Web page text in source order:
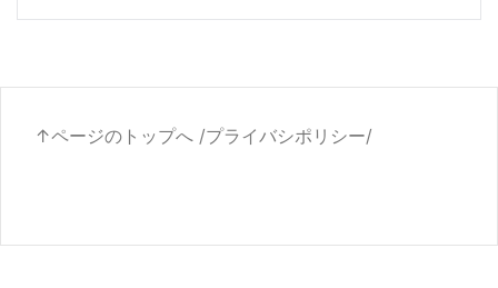
ゲ
シ
ョ↑ページのトップへ /プライバシポリシー/